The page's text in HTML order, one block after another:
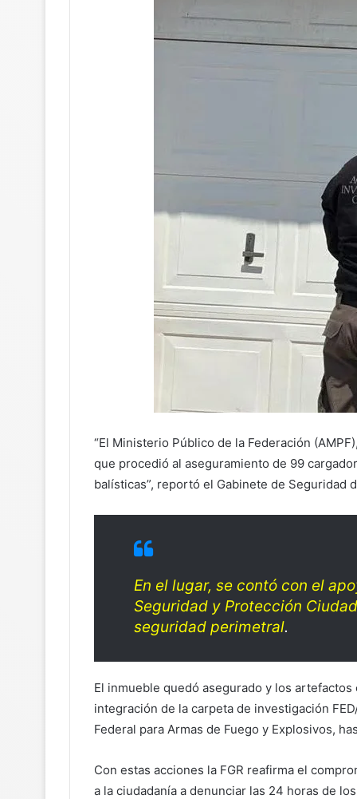
“El Ministerio Público de la Federación
que procedió al aseguramiento de 99
balísticas”, reportó el Gabinete de Seguridad
En el lugar, se contó con el
Seguridad y Protección
seguridad perimetral.
El inmueble quedó asegurado y los
integración de la carpeta de investigación
Federal para Armas de Fuego y Explosivos,
Con estas acciones la FGR reafirma el
a la ciudadanía a denunciar las 24 horas de